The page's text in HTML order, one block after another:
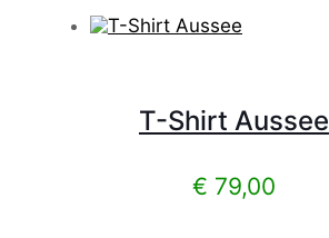
T-Shirt Aussee
€ 79,00